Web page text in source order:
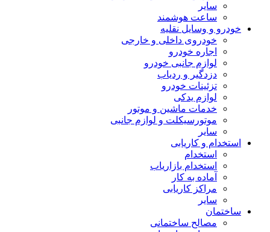
سایر
ساعت هوشمند
خودرو و وسایل نقلیه
خودروی داخلی و خارجی
اجاره خودرو
لوازم جانبی خودرو
دزدگیر و ردیاب
تزئینات خودرو
لوازم یدکی
خدمات ماشین و موتور
موتورسیکلت و لوازم جانبی
سایر
استخدام و کاریابی
استخدام
استخدام بازاریاب
آماده به کار
مراکز کاریابی
سایر
ساختمان
مصالح ساختمانی